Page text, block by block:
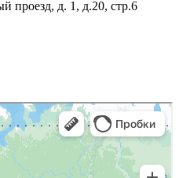
проезд, д. 1, д.20, стр.6